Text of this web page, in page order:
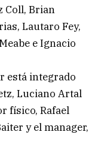
Coll, Brian
Lautaro Fey,
e Ignacio
está integrado
Luciano Artal
físico, Rafael
y el manager,